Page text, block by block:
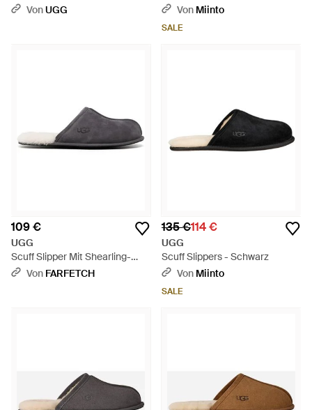
Braun
VonUGG
Von Miinto
SALE
109 €
UGG
Scuff Slipper Mit Shearling-
Futter - Grau
Von FARFETCH
135 €114 €
UGG
Scuff Slippers - Schwarz
Von Miinto
SALE